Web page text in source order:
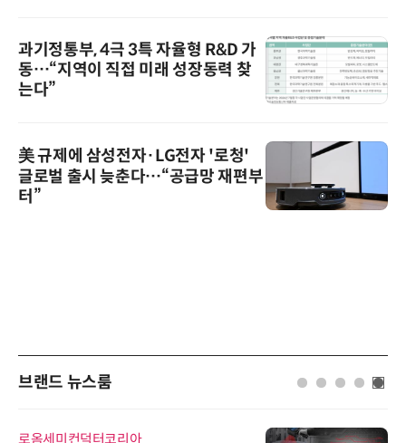
과기정통부, 4극 3특 자율형 R&D 가
동…“지역이 직접 미래 성장동력 찾
는다”
美 규제에 삼성전자·LG전자 '로청'
글로벌 출시 늦춘다…“공급망 재편부
터”
브랜드 뉴스룸
로옴세미컨덕터코리아